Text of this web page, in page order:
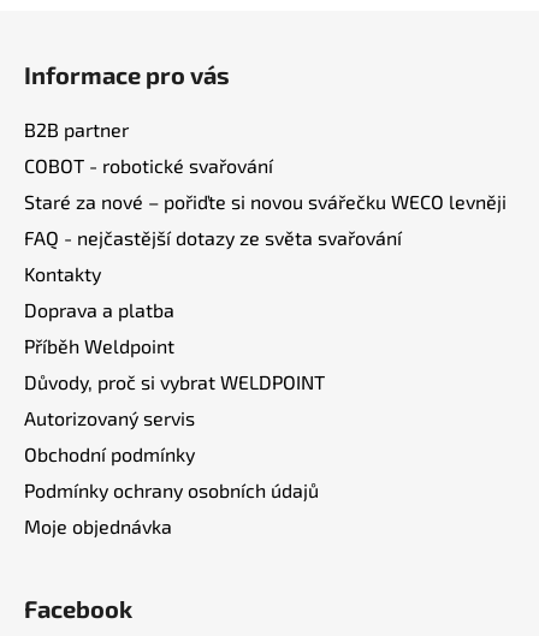
Informace pro vás
B2B partner
COBOT - robotické svařování
Staré za nové – pořiďte si novou svářečku WECO levněji
FAQ - nejčastější dotazy ze světa svařování
Kontakty
Doprava a platba
Příběh Weldpoint
Důvody, proč si vybrat WELDPOINT
Autorizovaný servis
Obchodní podmínky
Podmínky ochrany osobních údajů
Moje objednávka
Facebook